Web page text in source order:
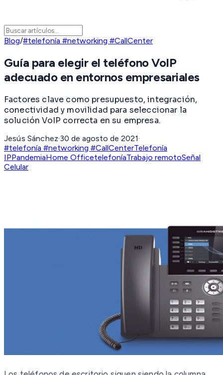
Blog/#telefonía #networking #CallCenter
Guía para elegir el teléfono VoIP
adecuado en entornos empresariales
Factores clave como presupuesto, integración,
conectividad y movilidad para seleccionar la
solución VoIP correcta en su empresa.
Jesús Sánchez·30 de agosto de 2021·
#telefonía #networking #CallCenterTelefonía
IPPandemiaHome OfficetelefoníaTrabajo remotoSeñal
Celular